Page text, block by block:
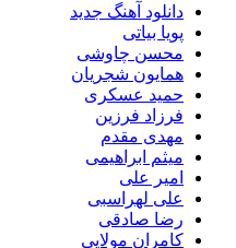
دانلود آهنگ جدید
پویا بیاتی
محسن چاوشی
همایون شجریان
حمید عسکری
فرزاد فرزین
مهدی مقدم
میثم ابراهیمی
امیر علی
علی لهراسبی
رضا صادقی
کامران مولایی